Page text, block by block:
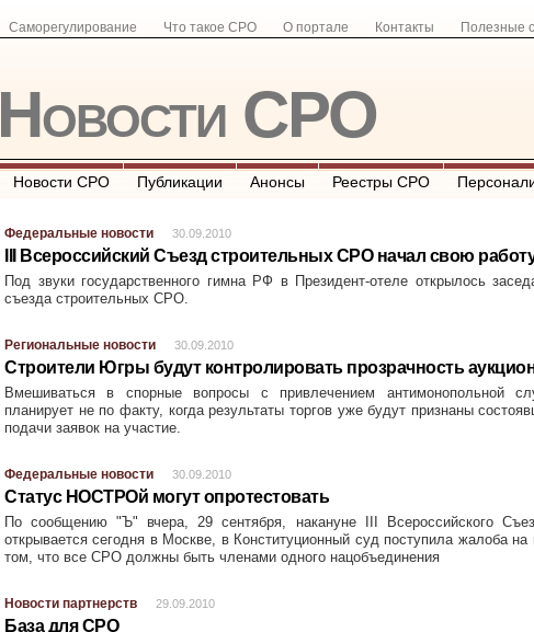
Саморегулирование Что такое СРО О портале Контакты Полезные
Новости СРО
Новости СРО Публикации Анонсы Реестры СРО
Федеральные новости 30.09.2010
III Всероссийский Съезд строительных СРО начал свою
Под звуки государственного гимна РФ в Президент-отеле открылось
съезда строительных СРО.
Региональные новости 30.09.2010
Строители Югры будут контролировать прозрачность
Вмешиваться в спорные вопросы с привлечением антимонопольной
планирует не по факту, когда результаты торгов уже будут признаны
подачи заявок на участие.
Федеральные новости 30.09.2010
Статус НОСТРОй могут опротестовать
По сообщению "Ъ" вчера, 29 сентября, накануне III Всероссийского
открывается сегодня в Москве, в Конституционный суд поступила жалоба
том, что все СРО должны быть членами одного нацобъединения
Новости партнерств 29.09.2010
База для СРО